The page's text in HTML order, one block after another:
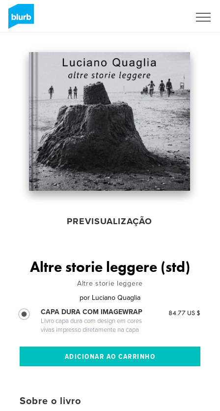
PREVISUALIZAÇÃO
Altre storie leggere (std)
Altre storie leggere
por Luciano Quaglia
CAPA DURA COM IMAGEWRAP
Livro capa dura com design em cores
vivas impresso diretamente na capa
84.77 US $
Sobre o livro